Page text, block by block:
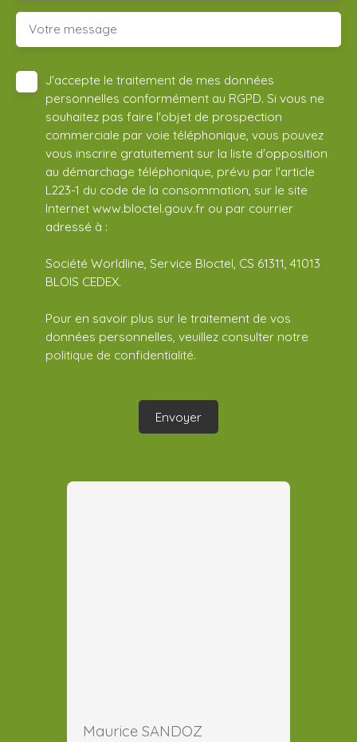
Votre message
J'accepte le traitement de mes données
personnelles conformément au RGPD. Si vous ne
souhaitez pas faire l'objet de prospection
commerciale par voie téléphonique, vous pouvez
vous inscrire gratuitement sur la liste d'opposition
au démarchage téléphonique, prévu par l'article
L223-1 du code de la consommation, sur le site
Internet www.bloctel.gouv.fr ou par courrier
adressé à :
Société Worldline, Service Bloctel, CS 61311, 41013
BLOIS CEDEX.
Pour en savoir plus sur le traitement de vos
données personnelles, veuillez consulter notre
politique de confidentialité.
Envoyer
Maurice SANDOZ